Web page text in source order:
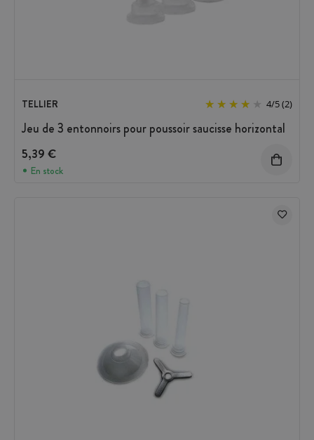
TELLIER 4/5(2)
Jeu de 3 entonnoirs pour poussoir saucisse horizontal
5,39 €
En stock